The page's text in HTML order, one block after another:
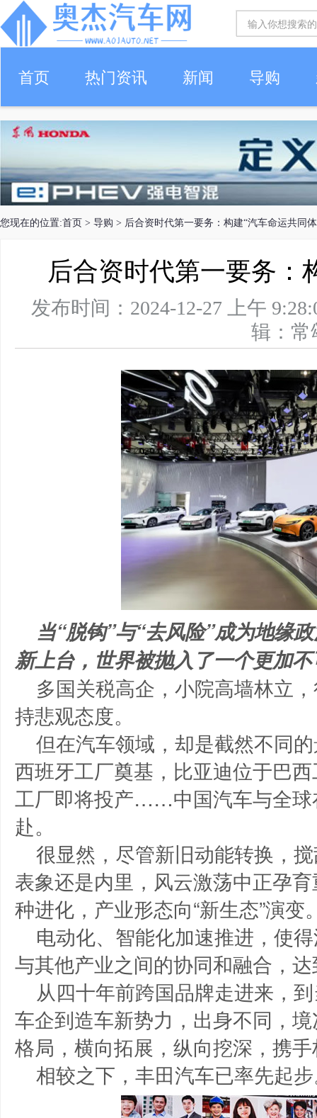
首页 热门资讯 新闻 导购
您现在的位置:首页 > 导购 > 后合资时代第一要务：构建“汽车命运共同
后合资时代第一要务：
发布时间：2024-12-27 上午
辑：
当“脱钩”与“去风险”成为地缘
新上台，世界被抛入了一个更加
多国关税高企，小院高墙林立
持悲观态度。
但在汽车领域，却是截然不同
西班牙工厂奠基，比亚迪位于巴
工厂即将投产……中国汽车与全球
赴。
很显然，尽管新旧动能转换，
表象还是内里，风云激荡中正孕
种进化，产业形态向“新生态”演变
电动化、智能化加速推进，使
与其他产业之间的协同和融合，
从四十年前跨国品牌走进来，
车企到造车新势力，出身不同，
格局，横向拓展，纵向挖深，携
相较之下，丰田汽车已率先起